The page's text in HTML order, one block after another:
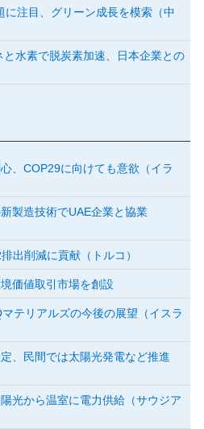
注目、グリーン成長を模索（中
水素で脱炭素加速、日本企業との
、COP29に向けても意欲（イラ
製造技術でUAE企業と協業
出削減に貢献（トルコ）
価値取引市場を創設
テリアルズの今後の展望（イスラ
、民間では太陽光発電など推進
光から温室に電力供給（サウジア